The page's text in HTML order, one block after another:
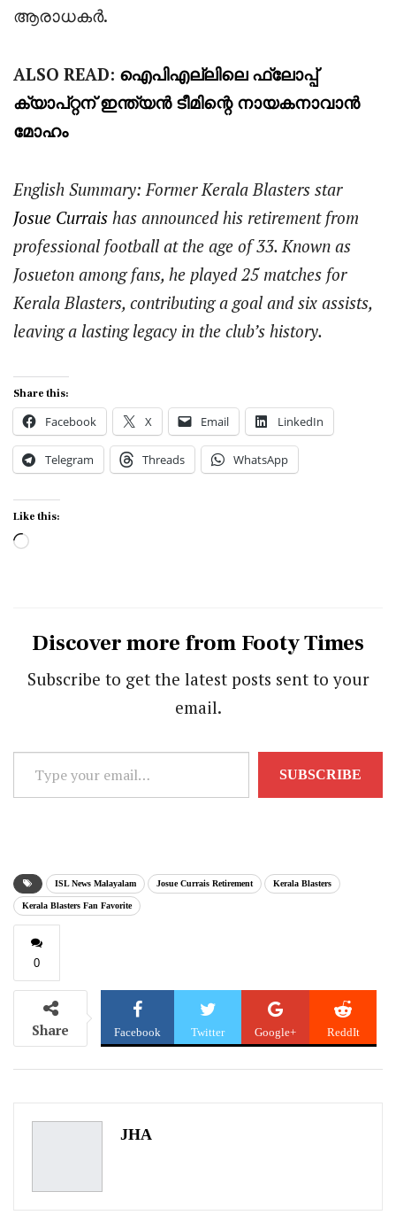
ആരാധകർ.
ALSO READ: ഐപിഎല്ലിലെ ഫ്ലോപ്പ്
ക്യാപ്റ്റന് ഇന്ത്യൻ ടീമിന്റെ നായകനാവാൻ
മോഹം
English Summary: Former Kerala Blasters star
Josue Currais has announced his retirement from
professional football at the age of 33. Known as
Josueton among fans, he played 25 matches for
Kerala Blasters, contributing a goal and six assists,
leaving a lasting legacy in the club’s history.
Share this:
Facebook X Email LinkedIn
Telegram Threads WhatsApp
Like this:
Loading…
Discover more from Footy Times
Subscribe to get the latest posts sent to your
email.
your
SUBSCRIBE
ISL News Malayalam Josue Currais Retirement Kerala Blasters
Kerala Blasters Fan Favorite
0
Share Facebook Twitter Google+ ReddIt
JHA